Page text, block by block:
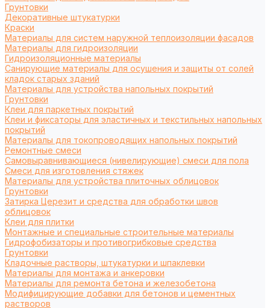
Грунтовки
Декоративные штукатурки
Краски
Материалы для систем наружной теплоизоляции фасадов
Материалы для гидроизоляции
Гидроизоляционные материалы
Санирующие материалы для осушения и защиты от солей
кладок старых зданий
Материалы для устройства напольных покрытий
Грунтовки
Клеи для паркетных покрытий
Клеи и фиксаторы для эластичных и текстильных напольных
покрытий
Материалы для токопроводящих напольных покрытий
Ремонтные смеси
Самовыравнивающиеся (нивелирующие) смеси для пола
Смеси для изготовления стяжек
Материалы для устройства плиточных облицовок
Грунтовки
Затирка Церезит и средства для обработки швов
облицовок
Клеи для плитки
Монтажные и специальные строительные материалы
Гидрофобизаторы и противогрибковые средства
Грунтовки
Кладочные растворы, штукатурки и шпаклевки
Материалы для монтажа и анкеровки
Материалы для ремонта бетона и железобетона
Модифицирующие добавки для бетонов и цементных
растворов